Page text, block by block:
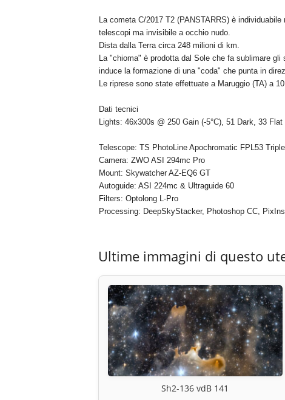
La cometa C/2017 T2 (PANSTARRS) è
telescopi ma invisibile a occhio nudo.
Dista dalla Terra circa 248 milioni di km.
La "chioma" è prodotta dal Sole che fa sublimare
induce la formazione di una "coda" che punta in
Le riprese sono state effettuate a Maruggio (TA) a
Dati tecnici
Lights: 46x300s @ 250 Gain (-5°C), 51 Dark, 33 Flat
Telescope: TS PhotoLine Apochromatic FPL53
Camera: ZWO ASI 294mc Pro
Mount: Skywatcher AZ-EQ6 GT
Autoguide: ASI 224mc & Ultraguide 60
Filters: Optolong L-Pro
Processing: DeepSkyStacker, Photoshop CC,
Ultime immagini di questo
Sh2-136 vdB 141